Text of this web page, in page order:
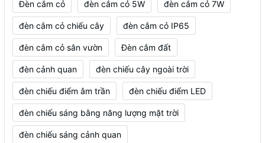
Đèn cắm cỏ đèn cắm cỏ 5W đèn cắm cỏ 7W
đèn cắm cỏ chiếu cây đèn cắm cỏ IP65
đèn cắm cỏ sân vườn Đèn cắm đất
đèn cảnh quan đèn chiếu cây ngoài trời
đèn chiếu điểm âm trần đèn chiếu điểm LED
đèn chiếu sáng bằng năng lượng mặt trời
đèn chiếu sáng cảnh quan